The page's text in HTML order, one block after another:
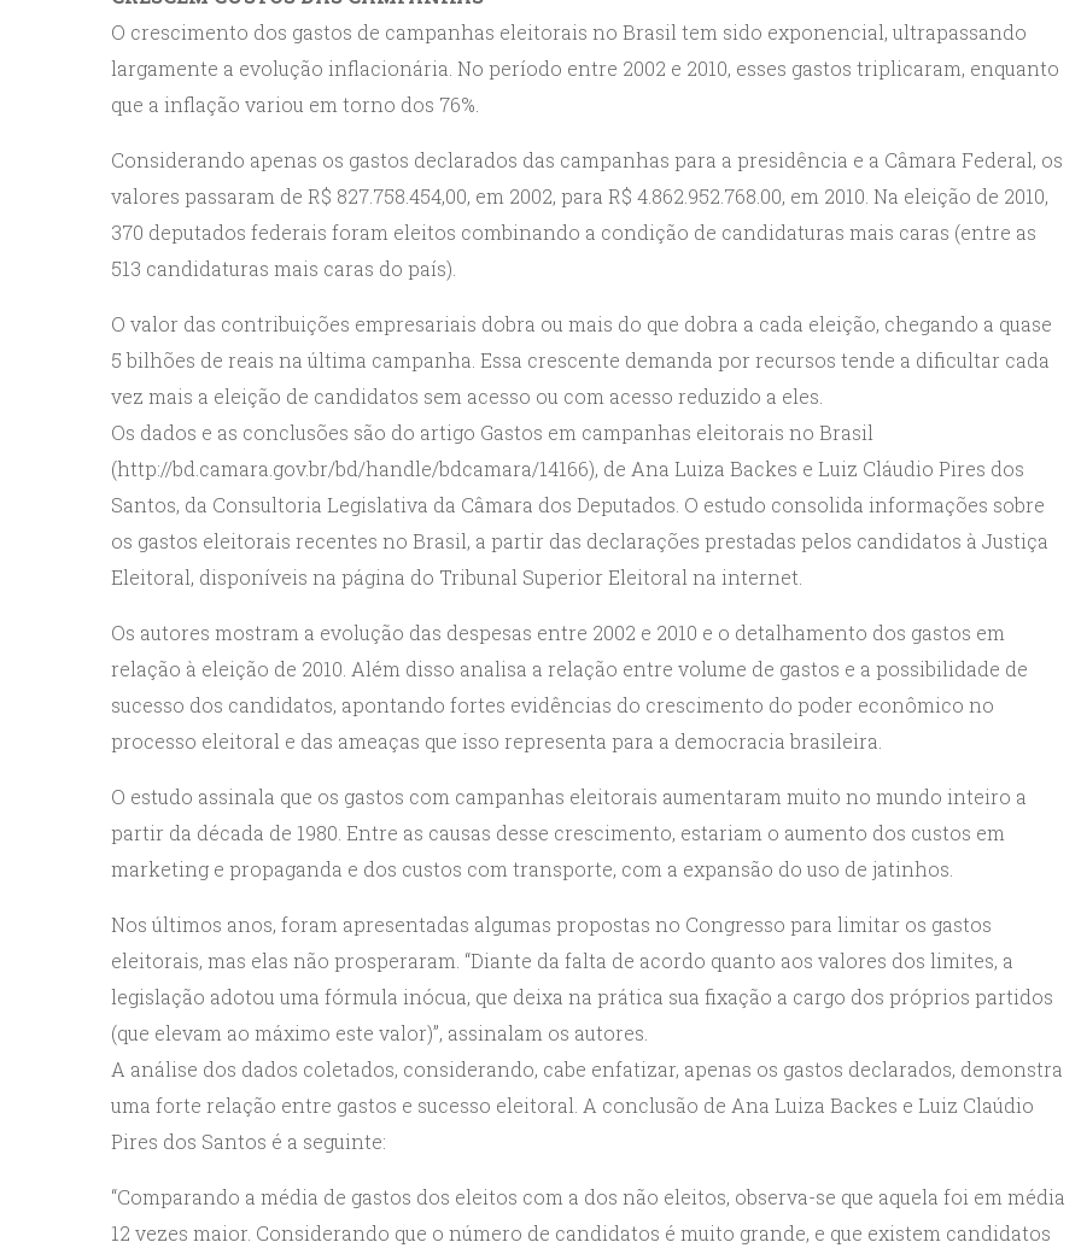
O crescimento dos gastos de campanhas eleitorais no Brasil tem sido exponencial, ultrapassando
largamente a evolução inflacionária. No período entre 2002 e 2010, esses gastos triplicaram, enquanto
que a inflação variou em torno dos 76%.
Considerando apenas os gastos declarados das campanhas para a presidência e a Câmara Federal, os
valores passaram de R$ 827.758.454,00, em 2002, para R$ 4.862.952.768.00, em 2010. Na eleição de 2010,
370 deputados federais foram eleitos combinando a condição de candidaturas mais caras (entre as
513 candidaturas mais caras do país).
O valor das contribuições empresariais dobra ou mais do que dobra a cada eleição, chegando a quase
5 bilhões de reais na última campanha. Essa crescente demanda por recursos tende a dificultar cada
vez mais a eleição de candidatos sem acesso ou com acesso reduzido a eles.
Os dados e as conclusões são do artigo Gastos em campanhas eleitorais no Brasil
(http://bd.camara.gov.br/bd/handle/bdcamara/14166), de Ana Luiza Backes e Luiz Cláudio Pires dos
Santos, da Consultoria Legislativa da Câmara dos Deputados. O estudo consolida informações sobre
os gastos eleitorais recentes no Brasil, a partir das declarações prestadas pelos candidatos à Justiça
Eleitoral, disponíveis na página do Tribunal Superior Eleitoral na internet.
Os autores mostram a evolução das despesas entre 2002 e 2010 e o detalhamento dos gastos em
relação à eleição de 2010. Além disso analisa a relação entre volume de gastos e a possibilidade de
sucesso dos candidatos, apontando fortes evidências do crescimento do poder econômico no
processo eleitoral e das ameaças que isso representa para a democracia brasileira.
O estudo assinala que os gastos com campanhas eleitorais aumentaram muito no mundo inteiro a
partir da década de 1980. Entre as causas desse crescimento, estariam o aumento dos custos em
marketing e propaganda e dos custos com transporte, com a expansão do uso de jatinhos.
Nos últimos anos, foram apresentadas algumas propostas no Congresso para limitar os gastos
eleitorais, mas elas não prosperaram. “Diante da falta de acordo quanto aos valores dos limites, a
legislação adotou uma fórmula inócua, que deixa na prática sua fixação a cargo dos próprios partidos
(que elevam ao máximo este valor)”, assinalam os autores.
A análise dos dados coletados, considerando, cabe enfatizar, apenas os gastos declarados, demonstra
uma forte relação entre gastos e sucesso eleitoral. A conclusão de Ana Luiza Backes e Luiz Claúdio
Pires dos Santos é a seguinte:
“Comparando a média de gastos dos eleitos com a dos não eleitos, observa-se que aquela foi em média
12 vezes maior. Considerando que o número de candidatos é muito grande, e que existem candidatos